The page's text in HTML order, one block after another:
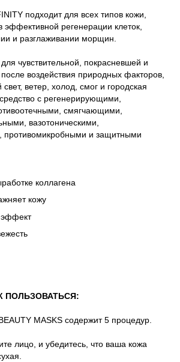
подходит для всех типов кожи,
эффективной регенерации клеток,
и разглаживании морщин.
чувствительной, покрасневшей и
воздействия природных факторов,
свет, ветер, холод, смог и городская
с регенерирующими,
смягчающими,
вазотоническими,
противомикробными и защитными
коллагена
кожу
эффект
ПОЛЬЗОВАТЬСЯ:
MASKS содержит 5 процедур.
лицо, и убедитесь, что ваша кожа